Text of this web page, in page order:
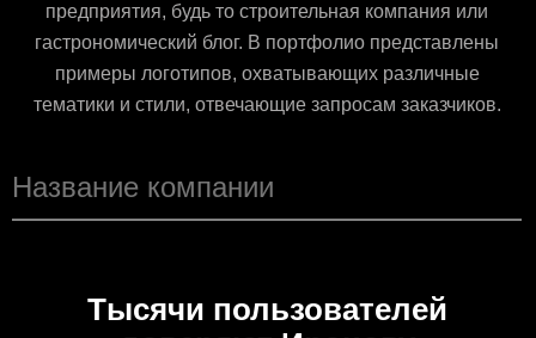
предприятия, будь то строительная компания или
гастрономический блог. В портфолио представлены
примеры логотипов, охватывающих различные
тематики и стили, отвечающие запросам заказчиков.
Тысячи пользователей